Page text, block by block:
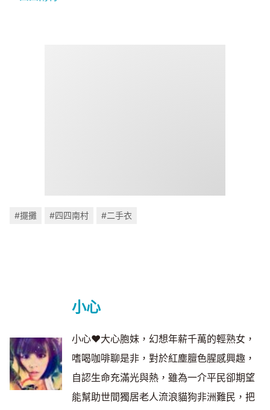
#擺攤 #四四南村 #二手衣
小心
小心❤大心胞妹，幻想年薪千萬的輕熟女，
嗜喝咖啡聊是非，對於紅塵膻色腥感興趣，
自認生命充滿光與熱，雖為一介平民卻期望
能幫助世間獨居老人流浪貓狗非洲難民，把